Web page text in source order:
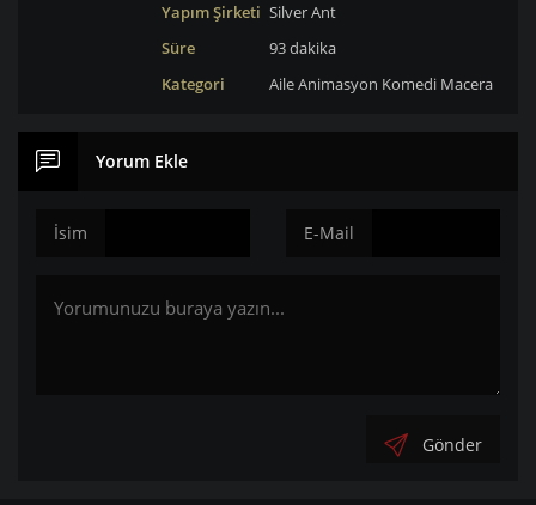
Yapım Şirketi Silver Ant
Süre
93 dakika
Kategori
AileAnimasyon Komedi Macera
Yorum Ekle
İsim E-Mail
Gönder